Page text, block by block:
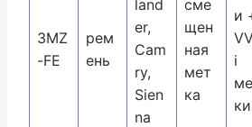
3MZ
-FE
рем
ень
land
er,
Cam
ry,
Sien
na
сме
щен
ная
мет
ка
и
i
ки